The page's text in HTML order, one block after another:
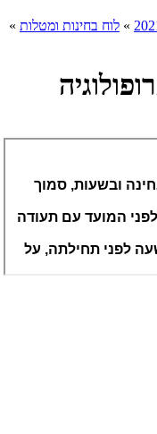
» לוח בחינות ומטלות »